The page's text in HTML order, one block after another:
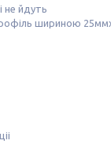
не йдуть
шириною